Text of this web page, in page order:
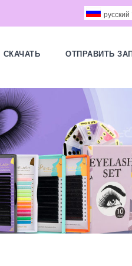
русский
СКАЧАТЬ ОТПРАВИТЬ